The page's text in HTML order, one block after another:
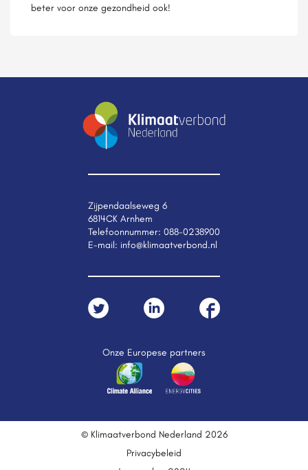
beter voor onze gezondheid ook!
Zijpendaalseweg 6
6814CK Arnhem
Telefoonnummer: 088-0238900
E-mail: info@klimaatverbond.nl
Onze Europese partners
© Klimaatverbond Nederland 2026
Privacybeleid